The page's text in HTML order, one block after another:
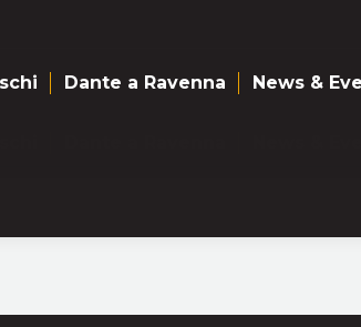
Dante a Ravenna News &